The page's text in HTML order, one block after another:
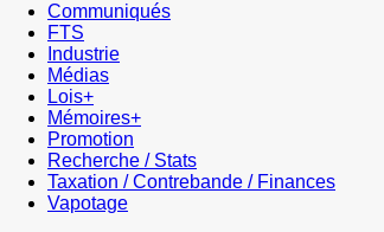
Communiqués
FTS
Industrie
Médias
Lois+
Mémoires+
Promotion
Recherche / Stats
Taxation / Contrebande / Finances
Vapotage